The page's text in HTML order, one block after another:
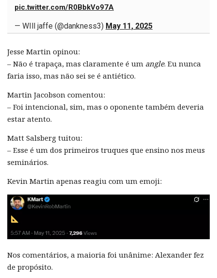
pic.twitter.com/R0BbkVo97A
— WIll jaffe (@dankness3) May 11, 2025
Jesse Martin opinou:
– Não é trapaça, mas claramente é um angle. Eu nunca
faria isso, mas não sei se é antiético.
Martin Jacobson comentou:
– Foi intencional, sim, mas o oponente também deveria
estar atento.
Matt Salsberg tuitou:
– Esse é um dos primeiros truques que ensino nos meus
seminários.
Kevin Martin apenas reagiu com um emoji:
Nos comentários, a maioria foi unânime: Alexander fez
de propósito.